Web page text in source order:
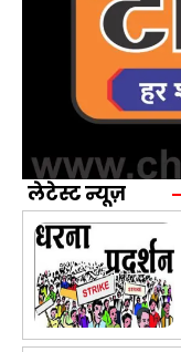
लेटेस्ट न्यूज़